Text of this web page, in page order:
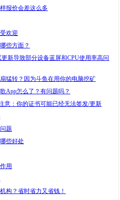
报价会差这么多
欢迎
些方面？
更新导致部分设备蓝屏和CPU使用率高问
猛转？因为斗鱼在用你的电脑挖矿
App怎么了？有问题吗？
意：你的证书可能已经无法签发/更新
题
些好处
用
构？省时省力又省钱！